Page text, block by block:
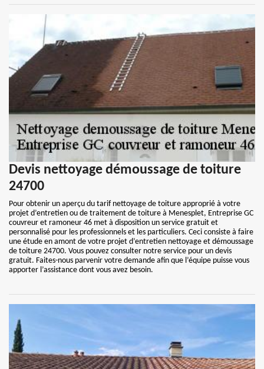
Devis nettoyage démoussage de toiture
24700
Pour obtenir un aperçu du tarif nettoyage de toiture approprié à votre
projet d’entretien ou de traitement de toiture à Menesplet, Entreprise GC
couvreur et ramoneur 46 met à disposition un service gratuit et
personnalisé pour les professionnels et les particuliers. Ceci consiste à faire
une étude en amont de votre projet d’entretien nettoyage et démoussage
de toiture 24700. Vous pouvez consulter notre service pour un devis
gratuit. Faites-nous parvenir votre demande afin que l’équipe puisse vous
apporter l’assistance dont vous avez besoin.